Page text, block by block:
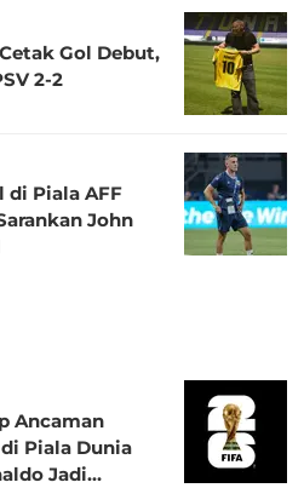
Gol Debut,
2-2
di Piala AFF
John
Ancaman
Piala Dunia
Jadi